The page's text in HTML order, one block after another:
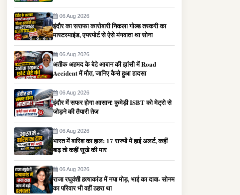
06 Aug 2026
इंदौर का सराफा कारोबारी निकला गोल्ड तस्करी का
मास्टरमाइंड, एयरपोर्ट से ऐसे मंगवाता था सोना
06 Aug 2026
अतीक अहमद के बेटे आबान की झांसी में Road
Accident में मौत, जानिए कैसे हुआ हादसा
06 Aug 2026
इंदौर में सफर होगा आसान! कुमेड़ी ISBT को मेट्रो से
जोड़ने की तैयारी तेज
06 Aug 2026
भारत में बारिश का हाल: 17 राज्यों में हाई अलर्ट, कहीं
बाढ़ तो कहीं सूखे की मार
06 Aug 2026
राजा रघुवंशी हत्याकांड में नया मोड़, भाई का दावा- सोनम
का परिवार भी वहीं ठहरा था